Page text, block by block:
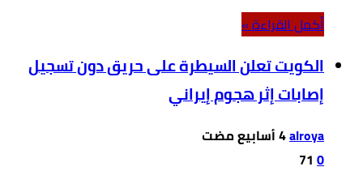
‫أكمل القراءة »‬
الكويت تعلن السيطرة على حريق دون تسجيل
إصابات إثر هجوم إيراني
alroya
0
71